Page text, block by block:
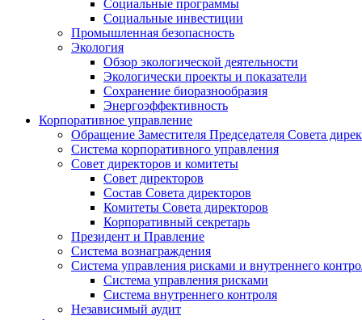
Социальные программы
Социальные инвестиции
Промышленная безопасность
Экология
Обзор экологической деятельности
Экологически проекты и показатели
Сохранение биоразнообразия
Энергоэффективность
Корпоративное управление
Обращение Заместителя Председателя Совета
Система корпоративного управления
Совет директоров и комитеты
Совет директоров
Состав Совета директоров
Комитеты Совета директоров
Корпоративный секретарь
Президент и Правление
Система вознаграждения
Система управления рисками и внутреннего
Система управления рисками
Система внутреннего контроля
Независимый аудит